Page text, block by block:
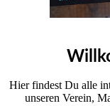
Hier findest Du alle
unseren Ver­ein,